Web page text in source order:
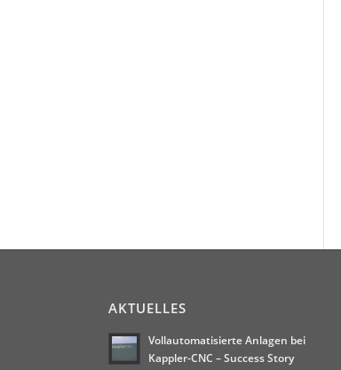
AKTUELLES
Vollautomatisierte Anlagen bei
Kappler-CNC – Success Story